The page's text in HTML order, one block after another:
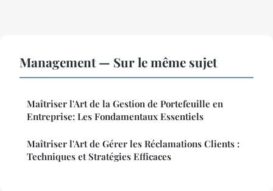
Management — Sur le même sujet
Maîtriser l'Art de la Gestion de Portefeuille en
Entreprise: Les Fondamentaux Essentiels
Maîtriser l'Art de Gérer les Réclamations Clients :
Techniques et Stratégies Efficaces